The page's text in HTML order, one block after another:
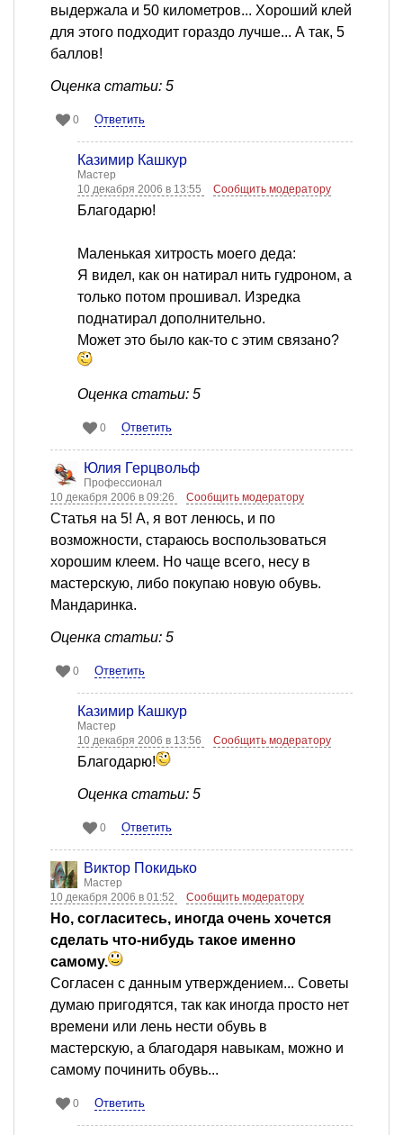
выдержала и 50 километров... Хороший клей
для этого подходит гораздо лучше... А так, 5
баллов!
Оценка статьи: 5
0 Ответить
Казимир Кашкур
Мастер
10 декабря 2006 в 13:55
Сообщить модератору
Благодарю!
Маленькая хитрость моего деда:
Я видел, как он натирал нить гудроном, а
только потом прошивал. Изредка
поднатирал дополнительно.
Может это было как-то с этим связано?
Оценка статьи: 5
0 Ответить
Юлия Герцвольф
Профессионал
10 декабря 2006 в 09:26
Сообщить модератору
Статья на 5! А, я вот ленюсь, и по
возможности, стараюсь воспользоваться
хорошим клеем. Но чаще всего, несу в
мастерскую, либо покупаю новую обувь.
Мандаринка.
Оценка статьи: 5
0 Ответить
Казимир Кашкур
Мастер
10 декабря 2006 в 13:56
Сообщить модератору
Благодарю!
Оценка статьи: 5
0 Ответить
Виктор Покидько
Мастер
10 декабря 2006 в 01:52
Сообщить модератору
Но, согласитесь, иногда очень хочется
сделать что-нибудь такое именно
самому.
Согласен с данным утверждением... Советы
думаю пригодятся, так как иногда просто нет
времени или лень нести обувь в
мастерскую, а благодаря навыкам, можно и
самому починить обувь...
0 Ответить